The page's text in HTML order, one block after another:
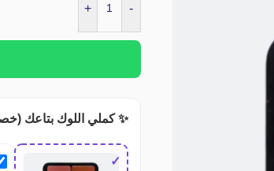
-
+
✨ كملي اللوك بتاعك
✓